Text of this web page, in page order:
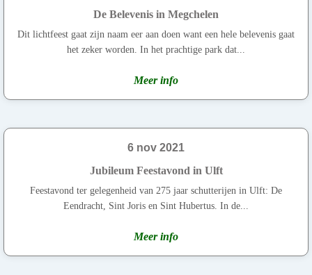
De Belevenis in Megchelen
Dit lichtfeest gaat zijn naam eer aan doen want een hele belevenis gaat
het zeker worden. In het prachtige park dat...
Meer info
6 nov 2021
Jubileum Feestavond in Ulft
Feestavond ter gelegenheid van 275 jaar schutterijen in Ulft: De
Eendracht, Sint Joris en Sint Hubertus. In de...
Meer info